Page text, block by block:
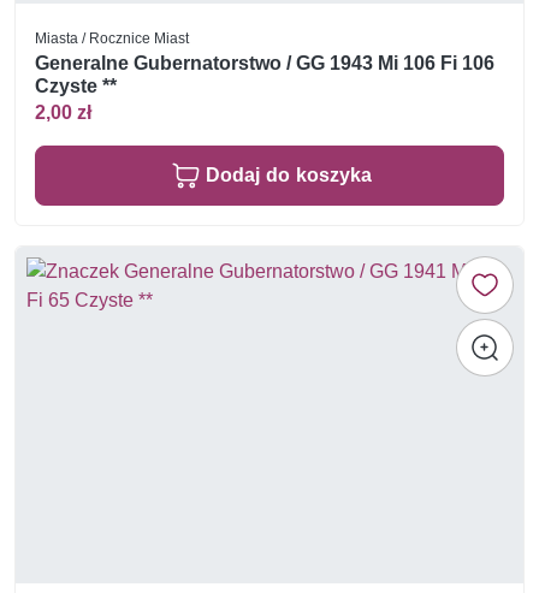
Miasta / Rocznice Miast
Generalne Gubernatorstwo / GG 1943 Mi 106 Fi 106
Czyste **
2,00 zł
Dodaj do koszyka